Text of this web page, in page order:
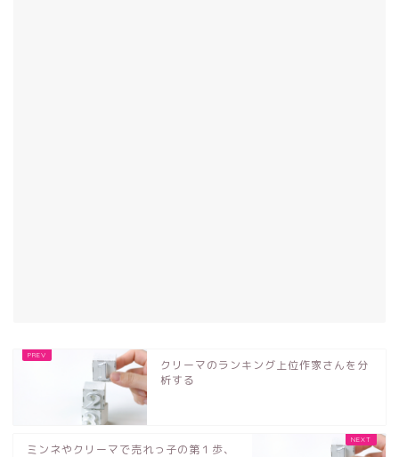
クリーマのランキング上位作家さんを分
析する
ミンネやクリーマで売れっ子の第１歩、